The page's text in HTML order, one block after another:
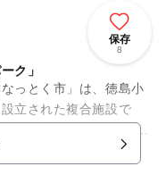
保存
8
ク」
っとく市」は、徳島小
立された複合施設で